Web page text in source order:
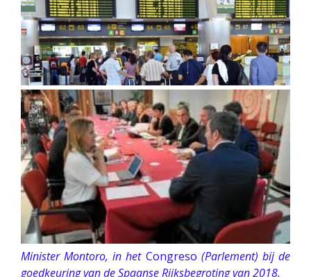
Minister Montoro, in het Congreso (Parlement) bij de
goedkeuring van de Spaanse Rijksbegroting van 2018.